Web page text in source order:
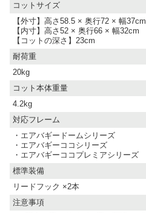
コットサイズ
【外寸】高さ58.5 × 奥行72 × 幅37cm
【内寸】高さ52 × 奥行66 × 幅32cm
【コットの深さ】23cm
耐荷重
20kg
コット本体重量
4.2kg
対応フレーム
・エアバギードームシリーズ
・エアバギーココシリーズ
・エアバギーココプレミアシリーズ
標準装備
リードフック ×2本
注意事項